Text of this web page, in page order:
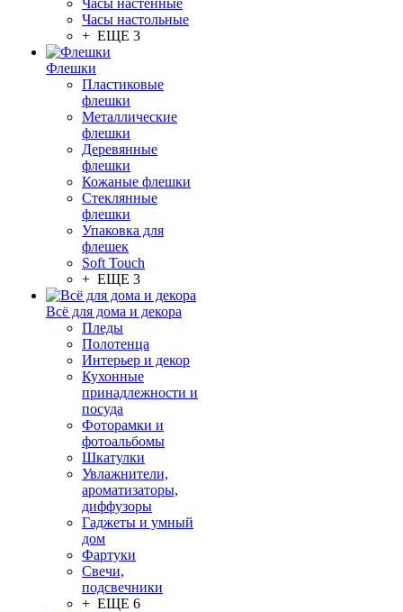
Часы настенные
Часы настольные
+ ЕЩЕ 3
Флешки
Пластиковые
флешки
Металлические
флешки
Деревянные
флешки
Кожаные флешки
Стеклянные
флешки
Упаковка для
флешек
Soft Touch
+ ЕЩЕ 3
Всё для дома и декора
Пледы
Полотенца
Интерьер и декор
Кухонные
принадлежности и
посуда
Фоторамки и
фотоальбомы
Шкатулки
Увлажнители,
ароматизаторы,
диффузоры
Гаджеты и умный
дом
Фартуки
Свечи,
подсвечники
+ ЕЩЕ 6